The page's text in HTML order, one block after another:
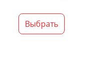
Выбрать